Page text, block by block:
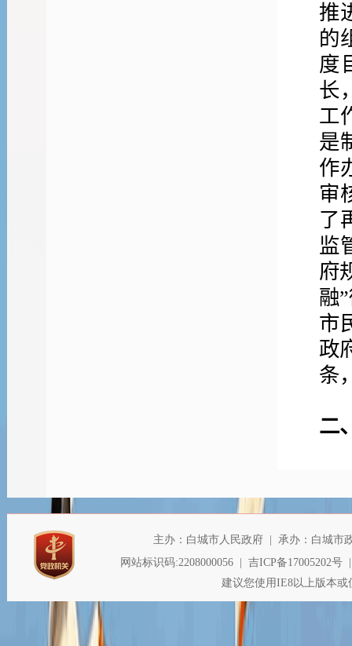
推
的
度
长
工
是
作
审
了
监
府
融
市
政
条
二
规章